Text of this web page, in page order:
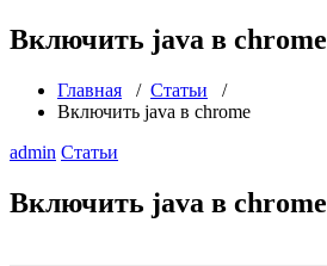
Включить java в chrome
Главная / Статьи /
Включить java в chrome
admin Статьи
Включить java в chrome